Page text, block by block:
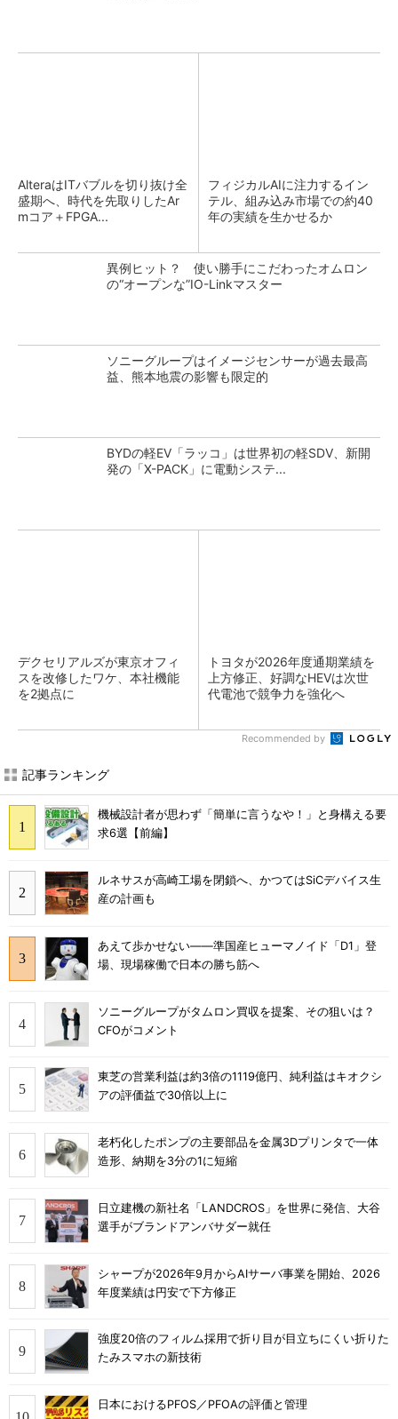
AlteraはITバブルを切り抜け全
盛期へ、時代を先取りしたAr
mコア＋FPGA...
フィジカルAIに注力するイン
テル、組み込み市場での約40
年の実績を生かせるか
異例ヒット？ 使い勝手にこだわったオムロン
の“オープンな”IO-Linkマスター
ソニーグループはイメージセンサーが過去最高
益、熊本地震の影響も限定的
BYDの軽EV「ラッコ」は世界初の軽SDV、新開
発の「X-PACK」に電動システ...
デクセリアルズが東京オフィ
スを改修したワケ、本社機能
を2拠点に
トヨタが2026年度通期業績を
上方修正、好調なHEVは次世
代電池で競争力を強化へ
Recommended by
記事ランキング
機械設計者が思わず「簡単に言うなや！」と身構える要
求6選【前編】
ルネサスが高崎工場を閉鎖へ、かつてはSiCデバイス生
産の計画も
あえて歩かせない――準国産ヒューマノイド「D1」登
場、現場稼働で日本の勝ち筋へ
ソニーグループがタムロン買収を提案、その狙いは？
CFOがコメント
東芝の営業利益は約3倍の1119億円、純利益はキオクシ
アの評価益で30倍以上に
老朽化したポンプの主要部品を金属3Dプリンタで一体
造形、納期を3分の1に短縮
日立建機の新社名「LANDCROS」を世界に発信、大谷
選手がブランドアンバサダー就任
シャープが2026年9月からAIサーバ事業を開始、2026
年度業績は円安で下方修正
強度20倍のフィルム採用で折り目が目立ちにくい折りた
たみスマホの新技術
日本におけるPFOS／PFOAの評価と管理